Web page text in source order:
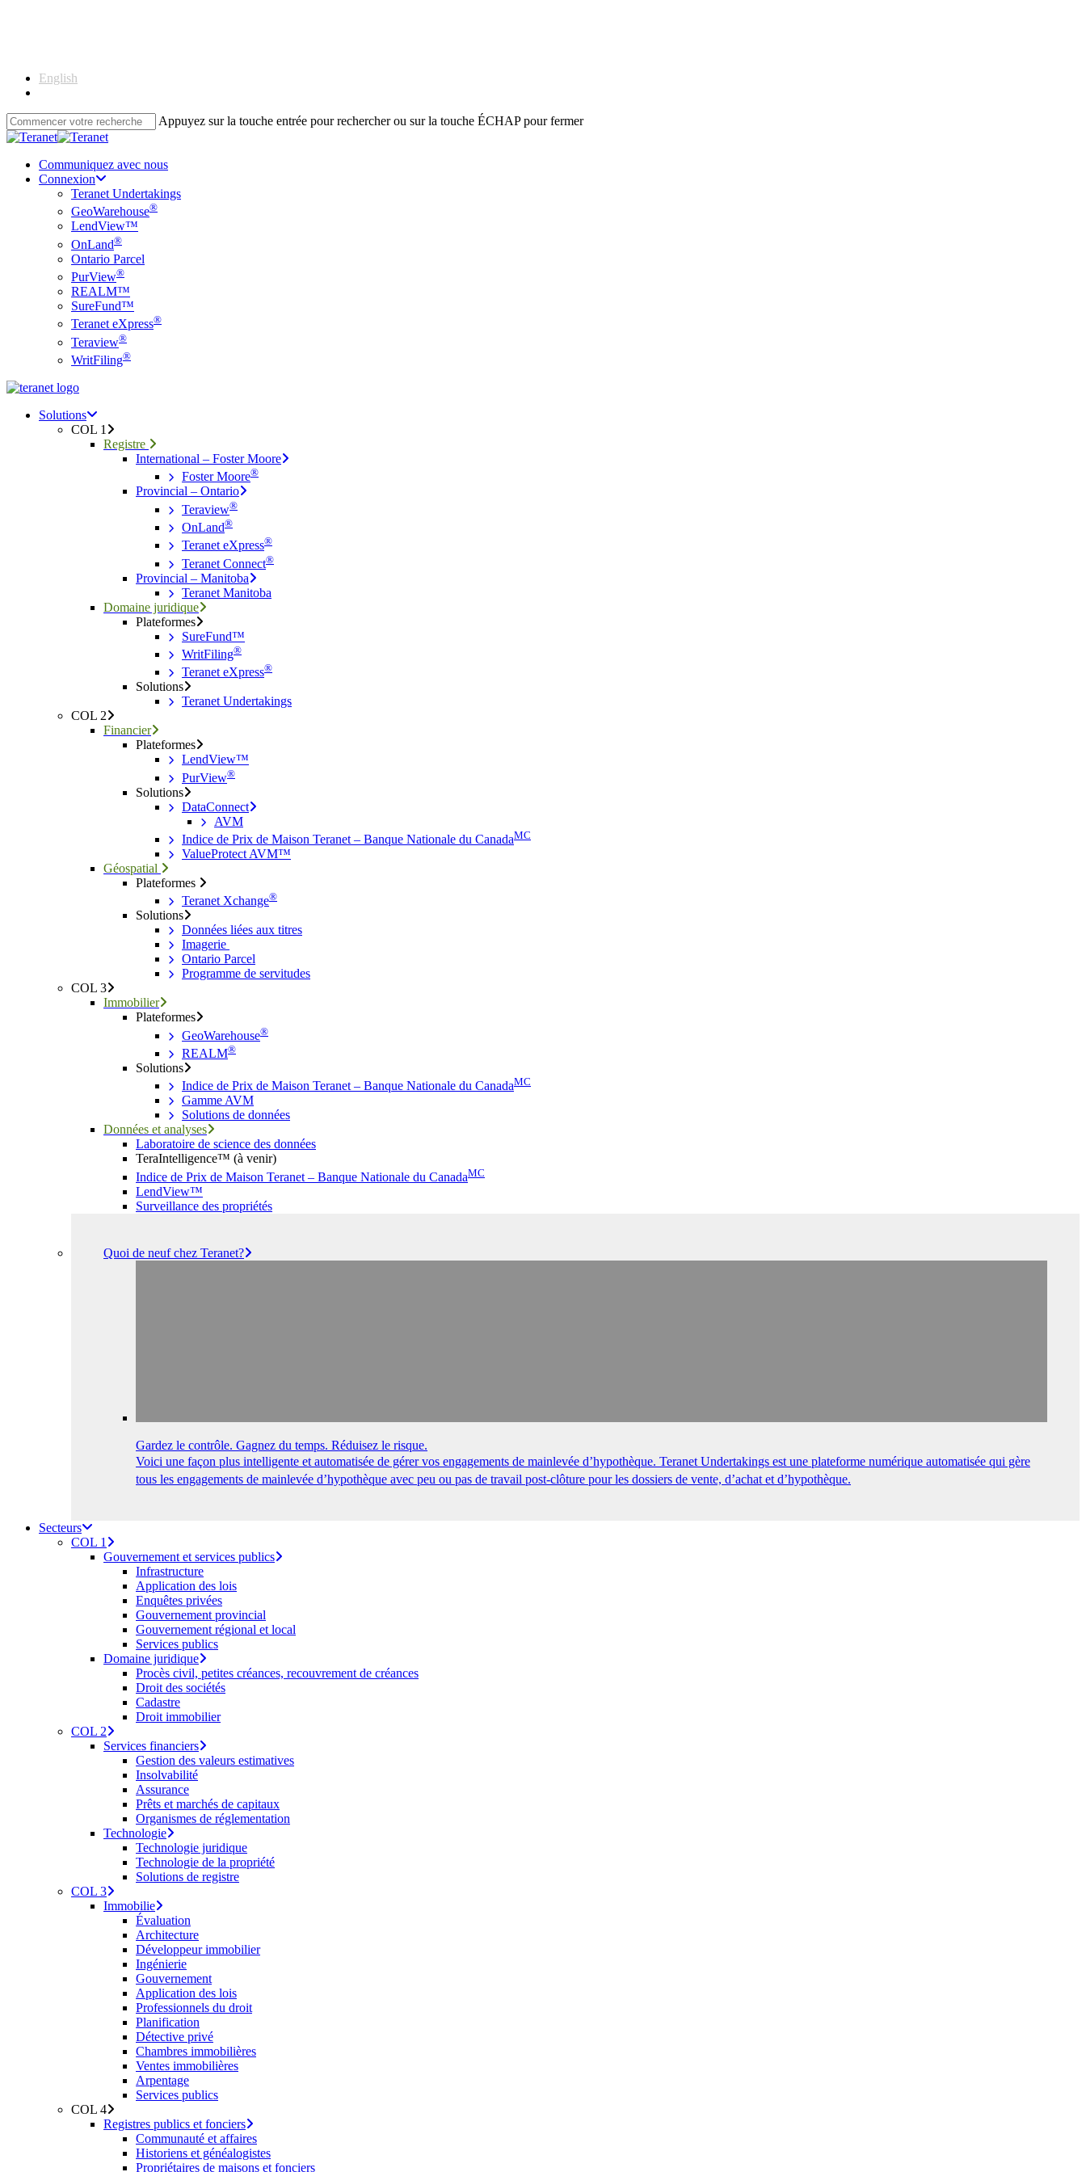
English
Appuyez sur la touche entrée pour rechercher ou sur la touche ÉCHAP pour fermer
Close
Communiquez avec nous
Connexion
Teranet Undertakings
GeoWarehouse®
LendView™
OnLand®
Ontario Parcel
PurView®
REALM™
SureFund™
Teranet eXpress®
Teraview®
WritFiling®
Menu
search
Menu
Solutions
COL 1
Registre
International – Foster Moore
Foster Moore®
Provincial – Ontario
Teraview®
OnLand®
Teranet eXpress®
Teranet Connect®
Provincial – Manitoba
Teranet Manitoba
Domaine juridique
Plateformes
SureFund™
WritFiling®
Teranet eXpress®
Solutions
Teranet Undertakings
COL 2
Financier
Plateformes
LendView™
PurView®
Solutions
DataConnect
AVM
Indice de Prix de Maison Teranet – Banque Nationale du CanadaMC
ValueProtect AVM™
Géospatial
Plateformes
Teranet Xchange®
Solutions
Données liées aux titres
Imagerie
Ontario Parcel
Programme de servitudes
COL 3
Immobilier
Plateformes
GeoWarehouse®
REALM®
Solutions
Indice de Prix de Maison Teranet – Banque Nationale du CanadaMC
Gamme AVM
Solutions de données
Données et analyses
Laboratoire de science des données
TeraIntelligence™ (à venir)
Indice de Prix de Maison Teranet – Banque Nationale du CanadaMC
LendView™
Surveillance des propriétés
Quoi de neuf chez Teranet?
Gardez le contrôle. Gagnez du temps. Réduisez le risque.
Voici une façon plus intelligente et automatisée de gérer vos engagements de mainlevée d’hypothèque. Teranet Undertakings est une plateforme numérique automatisée qui gère
tous les engagements de mainlevée d’hypothèque avec peu ou pas de travail post-clôture pour les dossiers de vente, d’achat et d’hypothèque.
Secteurs
COL 1
Gouvernement et services publics
Infrastructure
Application des lois
Enquêtes privées
Gouvernement provincial
Gouvernement régional et local
Services publics
Domaine juridique
Procès civil, petites créances, recouvrement de créances
Droit des sociétés
Cadastre
Droit immobilier
COL 2
Services financiers
Gestion des valeurs estimatives
Insolvabilité
Assurance
Prêts et marchés de capitaux
Organismes de réglementation
Technologie
Technologie juridique
Technologie de la propriété
Solutions de registre
COL 3
Immobilie
Évaluation
Architecture
Développeur immobilier
Ingénierie
Gouvernement
Application des lois
Professionnels du droit
Planification
Détective privé
Chambres immobilières
Ventes immobilières
Arpentage
Services publics
COL 4
Registres publics et fonciers
Communauté et affaires
Historiens et généalogistes
Propriétaires de maisons et fonciers